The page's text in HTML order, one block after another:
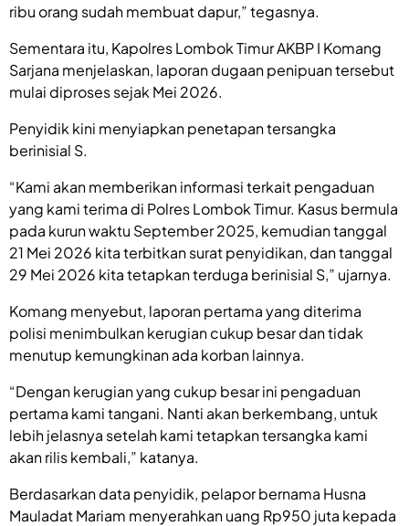
ribu orang sudah membuat dapur,” tegasnya.
Sementara itu, Kapolres Lombok Timur AKBP I Komang
Sarjana menjelaskan, laporan dugaan penipuan tersebut
mulai diproses sejak Mei 2026.
Penyidik kini menyiapkan penetapan tersangka
berinisial S.
“Kami akan memberikan informasi terkait pengaduan
yang kami terima di Polres Lombok Timur. Kasus bermula
pada kurun waktu September 2025, kemudian tanggal
21 Mei 2026 kita terbitkan surat penyidikan, dan tanggal
29 Mei 2026 kita tetapkan terduga berinisial S,” ujarnya.
Komang menyebut, laporan pertama yang diterima
polisi menimbulkan kerugian cukup besar dan tidak
menutup kemungkinan ada korban lainnya.
“Dengan kerugian yang cukup besar ini pengaduan
pertama kami tangani. Nanti akan berkembang, untuk
lebih jelasnya setelah kami tetapkan tersangka kami
akan rilis kembali,” katanya.
Berdasarkan data penyidik, pelapor bernama Husna
Mauladat Mariam menyerahkan uang Rp950 juta kepada